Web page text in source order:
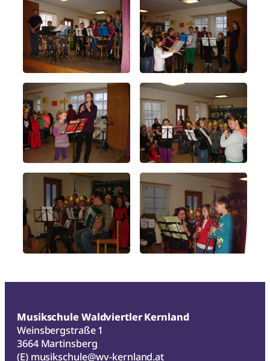
Musikschule Waldviertler Kernland
Weinsbergstraße 1
3664 Martinsberg
(E) musikschule@wv-kernland.at